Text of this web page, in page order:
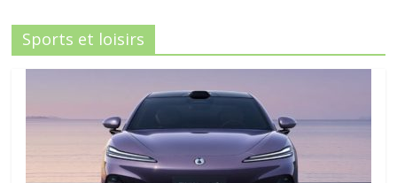
Sports et loisirs